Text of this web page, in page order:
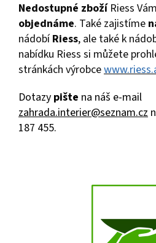
Nedostupné zboží Riess
objednáme. Také zajistíme
nádobíRiess, ale také k
nabídku Riess si můžete
stránkách výrobce
Dotazy pište na náš e-mail
zahrada.interier@seznam.cz
187 455.